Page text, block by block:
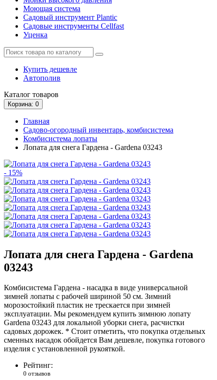
Моющая система
Садовый инструмент Plantic
Садовые инструменты Cellfast
Уценка
Купить дешевле
Автополив
Каталог товаров
Корзина: 0
Главная
Садово-огородный инвентарь, комбисистема
Комбисистема лопаты
Лопата для снега Гардена - Gardena 03243
- 15%
Лопата для снега Гардена - Gardena
03243
Комбисистема Гардена - насадка в виде универсальной
зимней лопаты с рабочей шириной 50 см. Зимний
морозостойкий пластик не трескается при зимней
эксплуатации. Мы рекомендуем купить зимнюю лопату
Gardena 03243 для локальной уборки снега, расчистки
садовых дорожек. * Стоит отметить, что покупка отдельных
сменных насадок обойдется Вам дешевле, покупка готового
изделия с установленной рукояткой.
Рейтинг:
0 отзывов